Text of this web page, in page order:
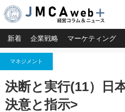
新着 企業戦略 マーケティング
マネジメント
決断と実行(11）日
決意と指示>